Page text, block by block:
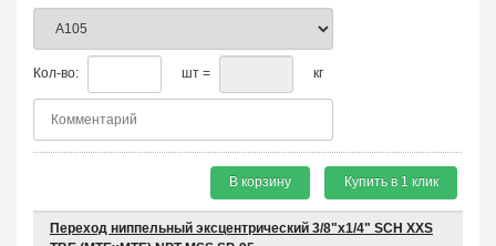
Кол-во: шт = кг
В корзину Купить в 1 клик
Переход ниппельный эксцентрический 3/8"х1/4" SCH XXS